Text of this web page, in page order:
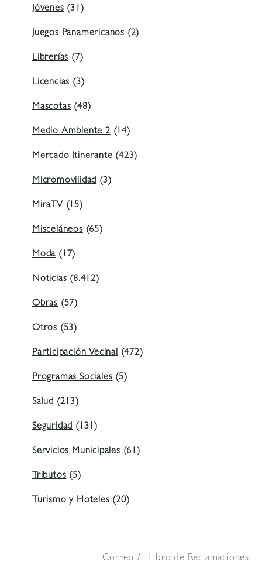
Jóvenes (31)
Juegos Panamericanos (2)
Librerías (7)
Licencias (3)
Mascotas (48)
Medio Ambiente 2(14)
Mercado Itinerante (423)
Micromovilidad (3)
MiraTV (15)
Misceláneos (65)
Moda (17)
Noticias (8.412)
Obras (57)
Otros (53)
Participación Vecinal (472)
Programas Sociales (5)
Salud (213)
Seguridad (131)
Servicios Municipales (61)
Tributos (5)
Turismo y Hoteles (20)
Correo Libro de Reclamaciones